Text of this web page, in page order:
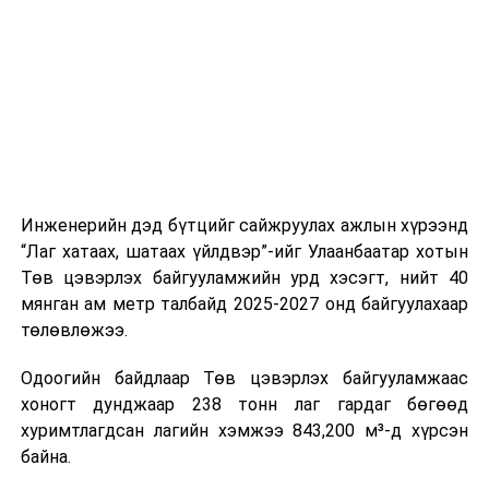
өдөр тутмын ажлын бэлэн байдлыг хангах зэрэг
практик ур чадварыг сургалтын хөтөлбөрт тусгажээ.
Сургалтыг танилцуулах лекц, асуулт-хариулт,
жишээнд суурилсан сургалт, багаар ажиллах дасгал,
танилцах, онцгой нөхцөлд ажиллах дадлага зэрэг
онол, практик хосолсон хэлбэрээр зохион байгуулж
байна.
Инженерийн дэд бүтцийг сайжруулах ажлын хүрээнд
“Лаг хатаах, шатаах үйлдвэр”-ийг Улаанбаатар хотын
Төв цэвэрлэх байгууламжийн урд хэсэгт, нийт 40
мянган ам метр талбайд 2025-2027 онд байгуулахаар
төлөвлөжээ.
Одоогийн байдлаар Төв цэвэрлэх байгууламжаас
хоногт дунджаар 238 тонн лаг гардаг бөгөөд
хуримтлагдсан лагийн хэмжээ 843,200 м³-д хүрсэн
байна.